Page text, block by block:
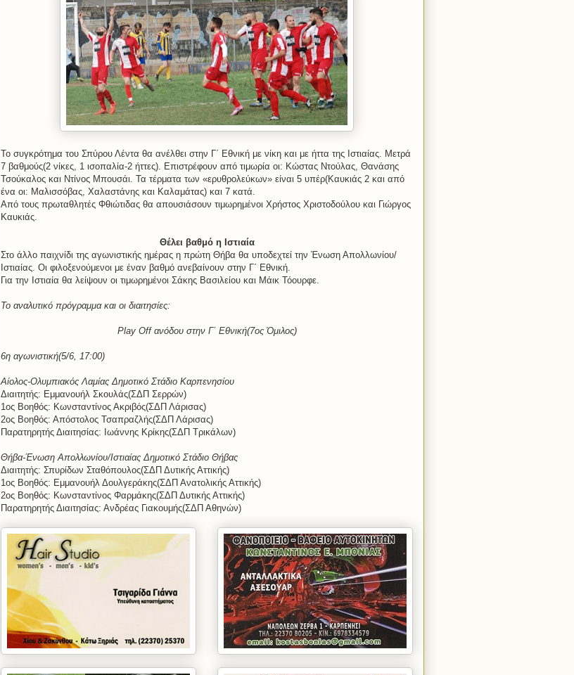
Το συγκρότημα του Σπύρου Λέντα θα ανέλθει στην Γ΄ Εθνική με νίκη και με ήττα της Ιστιαίας. Μετρά
7 βαθμούς(2 νίκες, 1 ισοπαλία-2 ήττες). Επιστρέφουν από τιμωρία οι: Κώστας Ντούλας, Θανάσης
Τσούκαλος και Ντίνος Μπουσάι. Τα τέρματα των «ερυθρολεύκων» είναι 5 υπέρ(Καυκιάς 2 και από
ένα οι: Μαλισσόβας, Χαλαστάνης και Καλαμάτας) και 7 κατά.
Από τους πρωταθλητές Φθιώτιδας θα απουσιάσουν τιμωρημένοι Χρήστος Χριστοδούλου και Γιώργος
Καυκιάς.
Θέλει βαθμό η Ιστιαία
Στο άλλο παιχνίδι της αγωνιστικής ημέρας η πρώτη Θήβα θα υποδεχτεί την Ένωση Απολλωνίου/
Ιστιαίας. Οι φιλοξενούμενοι με έναν βαθμό ανεβαίνουν στην Γ΄ Εθνική.
Για την Ιστιαία θα λείψουν οι τιμωρημένοι Σάκης Βασιλείου και Μάικ Τόουρφε.
Το αναλυτικό πρόγραμμα και οι διαιτησίες:
Play Off ανόδου στην Γ΄ Εθνική(7ος Όμιλος)
6η αγωνιστική(5/6, 17:00)
Αίολος-Ολυμπιακός Λαμίας Δημοτικό Στάδιο Καρπενησίου
Διαιτητής: Εμμανουήλ Σκουλάς(ΣΔΠ Σερρών)
1ος Βοηθός: Κωνσταντίνος Ακριβός(ΣΔΠ Λάρισας)
2ος Βοηθός: Απόστολος Τσαπραζλής(ΣΔΠ Λάρισας)
Παρατηρητής Διαιτησίας: Ιωάννης Κρίκης(ΣΔΠ Τρικάλων)
Θήβα-Ένωση Απολλωνίου/Ιστιαίας Δημοτικό Στάδιο Θήβας
Διαιτητής: Σπυρίδων Σταθόπουλος(ΣΔΠ Δυτικής Αττικής)
1ος Βοηθός: Εμμανουήλ Δουλγεράκης(ΣΔΠ Ανατολικής Αττικής)
2ος Βοηθός: Κωνσταντίνος Φαρμάκης(ΣΔΠ Δυτικής Αττικής)
Παρατηρητής Διαιτησίας: Ανδρέας Γιακουμής(ΣΔΠ Αθηνών)